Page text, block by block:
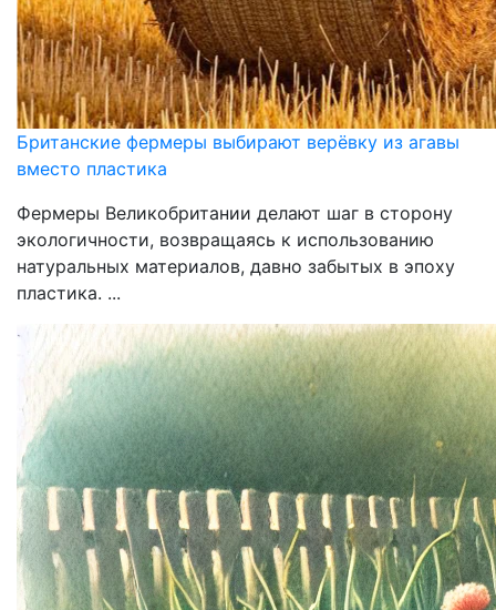
Британские фермеры выбирают верёвку из агавы
вместо пластика
Фермеры Великобритании делают шаг в сторону
экологичности, возвращаясь к использованию
натуральных материалов, давно забытых в эпоху
пластика. ...